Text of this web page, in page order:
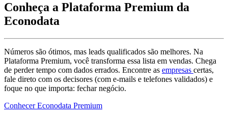
Conheça a Plataforma Premium da
Econodata
Números são ótimos, mas leads qualificados são melhores. Na
Plataforma Premium, você transforma essa lista em vendas. Chega
de perder tempo com dados errados. Encontre as empresas certas,
fale direto com os decisores (com e-mails e telefones validados) e
foque no que importa: fechar negócio.
Conhecer Econodata Premium